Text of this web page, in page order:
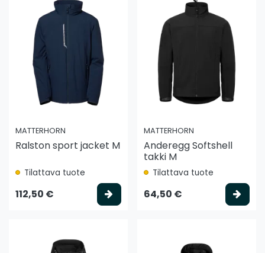
MATTERHORN
Ralston sport jacket M
Tilattava tuote
112,50 € Valitse vaihtoehto
MATTERHORN
Anderegg Softshell
takki M
Tilattava tuote
64,50 €